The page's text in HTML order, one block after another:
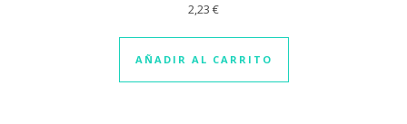
Valorado
3.09
de 5
2,23 €
AÑADIR AL CARRITO